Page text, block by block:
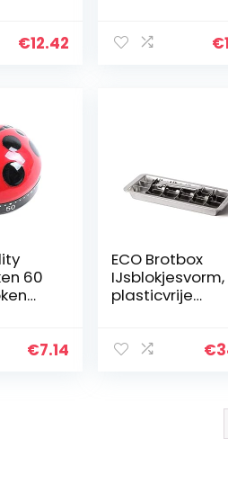
€12.42
Huishoudelijke€
60
€7.14
ECO Brotbox
IJsblokjesvorm,
plasticvrije
staal,
€